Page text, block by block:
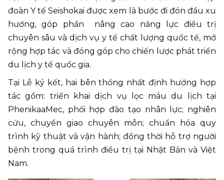
đoàn Y tế Seishokai được xem là bước đi đón đầu xu
hướng, góp phần  nâng cao năng lực điều trị
chuyên sâu và dịch vụ y tế chất lượng quốc tế, mở
rộng hợp tác và đóng góp cho chiến lược phát triển
du lịch y tế quốc gia.
Tại Lễ ký kết, hai bên thống nhất định hướng hợp
tác gồm: triển khai dịch vụ lọc máu du lịch tại
PhenikaaMec, phối hợp đào tạo nhân lực; nghiên
cứu, chuyển giao chuyên môn; chuẩn hóa quy
trình kỹ thuật và vận hành; đồng thời hỗ trợ người
bệnh trong quá trình điều trị tại Nhật Bản và Việt
Nam.